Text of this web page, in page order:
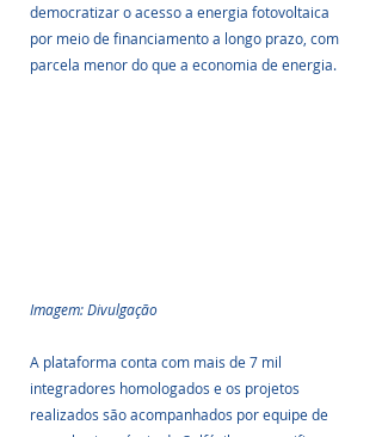
democratizar o acesso a energia fotovoltaica
por meio de financiamento a longo prazo, com
parcela menor do que a economia de energia.
Imagem: Divulgação
A plataforma conta com mais de 7 mil
integradores homologados e os projetos
realizados são acompanhados por equipe de